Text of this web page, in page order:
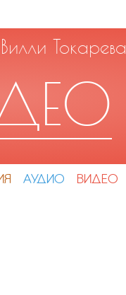
Токарева
АУДИО ВИДЕО